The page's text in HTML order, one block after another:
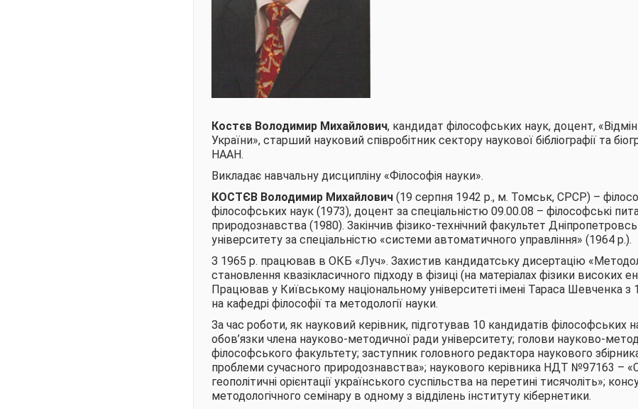
Костєв Володимир Михайлович, кандидат філософських наук, доцент,
України», старший науковий співробітник сектору наукової бібліографії та
НААН.
Викладає навчальну дисципліну «Філософія науки».
КОСТЄВ Володимир Михайлович (19 серпня 1942 р., м. Томськ, СРСР) –
філософських наук (1973), доцент за спеціальністю 09.00.08 – філософські
природознавства (1980). Закінчив фізико-технічний факультет
університету за спеціальністю «системи автоматичного управління» (1964 р.).
З 1965 р. працював в ОКБ «Луч». Захистив кандидатську дисертацію
становлення квазікласичного підходу в фізиці (на матеріалах фізики високих
Працював у Київському національному університеті імені Тараса Шевченка з
на кафедрі філософії та методології науки.
За час роботи, як науковий керівник, підготував 10 кандидатів філософських
обов’язки члена науково-методичної ради університету; голови науково-
філософського факультету; заступник головного редактора наукового
проблеми сучасного природознавства»; наукового керівника НДТ №97163 –
геополітичні орієнтації українського суспільства на перетині тисячоліть»;
методологічного семінару в одному з відділень інституту кібернетики.